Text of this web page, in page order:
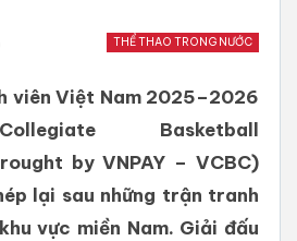
THỂ THAO TRONG NƯỚC
viên Việt Nam 2025–2026
Basketball
by VNPAY – VCBC)
lại sau những trận tranh
vực miền Nam. Giải đấu